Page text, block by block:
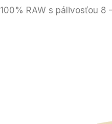
RAW s pálivosťou 8